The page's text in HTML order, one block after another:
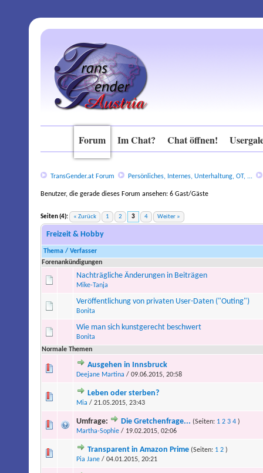
Forum Im Chat? Chat öffnen!
TransGender.at Forum Persönliches, Internes, Unterhaltung, OT, ...
Benutzer, die gerade dieses Forum ansehen: 6 Gast/Gäste
stilnox in der schweiz rezeptfrei kaufen
Seiten (4): « Zurück 1 2 3 4 Weiter »
Freizeit & Hobby
Thema / Verfasser
Forenankündigungen
Nachträgliche Änderungen in Beiträgen
Mike-Tanja
Veröffentlichung von privaten User-Daten ("Outing")
Bonita
Wie man sich kunstgerecht beschwert
Bonita
Normale Themen
Ausgehen in Innsbruck
Deejane Martina / 09.06.2015, 20:58
Leben oder sterben?
Mia / 21.05.2015, 23:43
Umfrage: Die Gretchenfrage... (Seiten: 1 2 3 4 )
Martha-Sophie / 19.02.2015, 02:06
Transparent in Amazon Prime (Seiten: 1 2 )
Pia Jane / 04.01.2015, 20:21